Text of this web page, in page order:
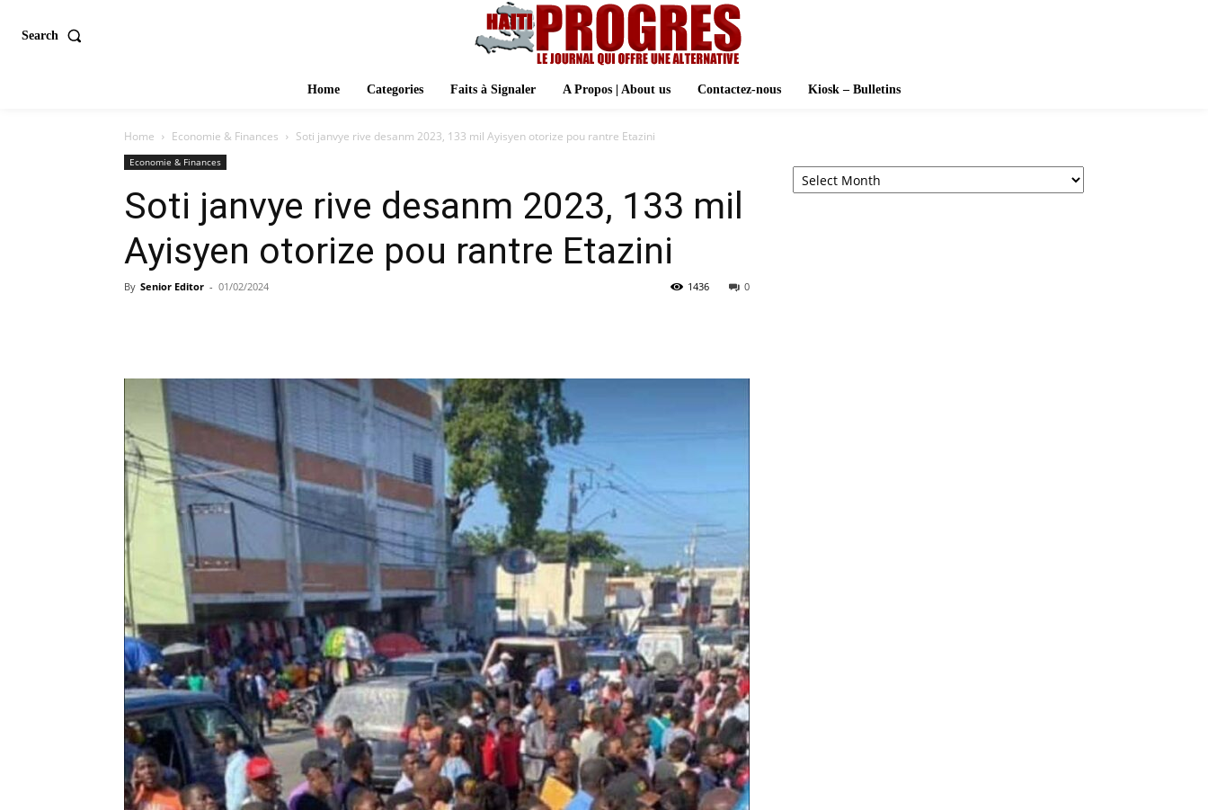
Search
Home Categories Faits à Signaler A Propos | About us Contactez-nous Kiosk – Bulletins
Home Economie & Finances Soti janvye rive desanm 2023, 133 mil Ayisyen otorize pou rantre Etazini
Economie & Finances
Soti janvye rive desanm 2023, 133 mil
Ayisyen otorize pou rantre Etazini
By Senior Editor - 01/02/2024 0
1436
Archives